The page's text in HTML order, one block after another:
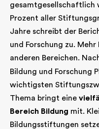
gesamtgesellschaftlich
Prozent aller
Jahre schreibt der
und Forschung zu.
anderen Bereichen.
Bildung und Forschung
wichtigsten
Thema bringt eine
Bereich Bildung mit.
Bildungsstiftungen